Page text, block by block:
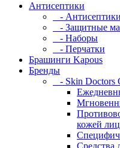
Антисептики
- Антисептики
- Защитные
- Наборы
- Перчатки
Брашинги Kapous
Бренды
- Skin Doctors
кожей
Средства